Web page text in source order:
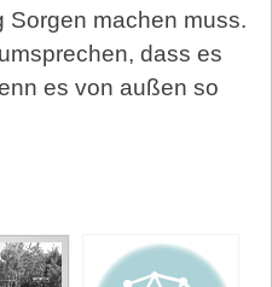
Sorgen machen muss.
dass es
es von außen so